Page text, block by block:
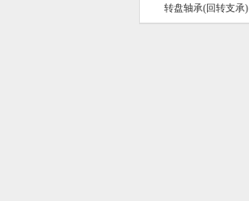
转盘轴承(回转支承)